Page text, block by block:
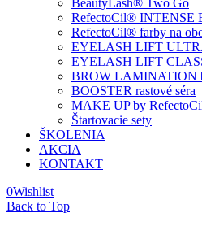
RefectoCil® INTENSE
RefectoCil® farby na
EYELASH LIFT
EYELASH LIFT
BROW LAMINATION
BOOSTER rastové séra
MAKE UP by
Štartovacie sety
ŠKOLENIA
AKCIA
KONTAKT
0Wishlist
Back to Top